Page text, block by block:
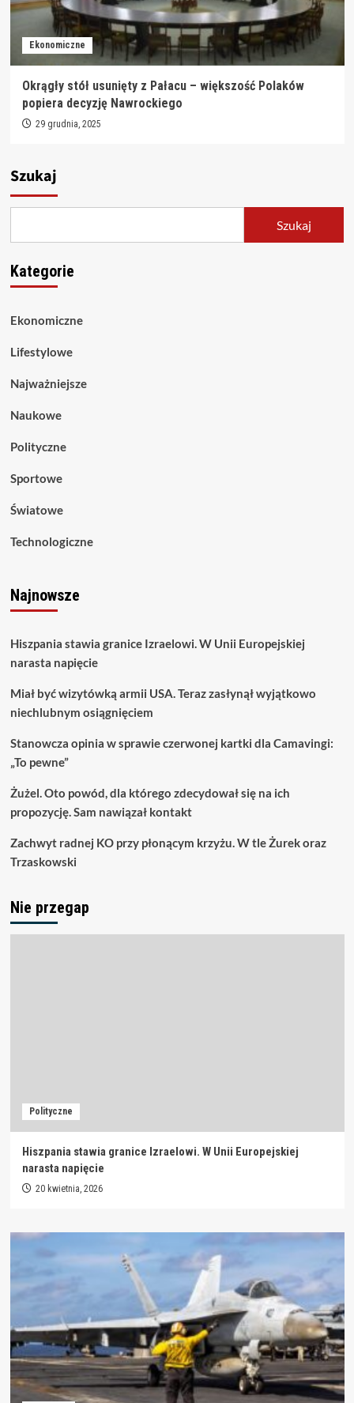
Ekonomiczne
Okrągły stół usunięty z Pałacu – większość Polaków
popiera decyzję Nawrockiego
29 grudnia, 2025
Szukaj
Szukaj
Kategorie
Ekonomiczne
Lifestylowe
Najważniejsze
Naukowe
Polityczne
Sportowe
Światowe
Technologiczne
Najnowsze
Hiszpania stawia granice Izraelowi. W Unii Europejskiej
narasta napięcie
Miał być wizytówką armii USA. Teraz zasłynął wyjątkowo
niechlubnym osiągnięciem
Stanowcza opinia w sprawie czerwonej kartki dla Camavingi:
„To pewne”
Żużel. Oto powód, dla którego zdecydował się na ich
propozycję. Sam nawiązał kontakt
Zachwyt radnej KO przy płonącym krzyżu. W tle Żurek oraz
Trzaskowski
Nie przegap
Polityczne
Hiszpania stawia granice Izraelowi. W Unii Europejskiej
narasta napięcie
20 kwietnia, 2026